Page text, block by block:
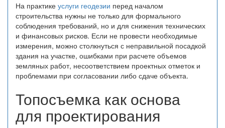
На практике услуги геодезии перед началом
строительства нужны не только для формального
соблюдения требований, но и для снижения технических
и финансовых рисков. Если не провести необходимые
измерения, можно столкнуться с неправильной посадкой
здания на участке, ошибками при расчете объемов
земляных работ, несоответствием проектных отметок и
проблемами при согласовании либо сдаче объекта.
Топосъемка как основа
для проектирования